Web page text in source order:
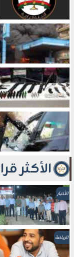
الأكثر
الأخبار
الرياضة